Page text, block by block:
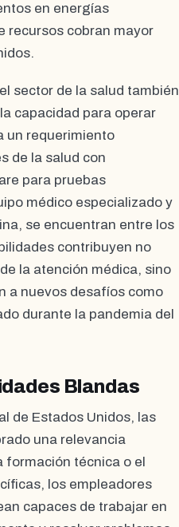
en energías
recursos cobran mayor
sector de la salud también
capacidad para operar
un requerimiento
de la salud con
para pruebas
médico especializado y
se encuentran entre los
contribuyen no
la atención médica, sino
a nuevos desafíos como
durante la pandemia del
Blandas
de Estados Unidos, las
una relevancia
formación técnica o el
los empleadores
capaces de trabajar en